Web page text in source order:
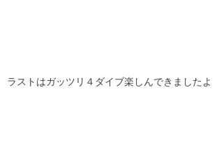
ラストはガッツリ４ダイブ楽しんできましたよ